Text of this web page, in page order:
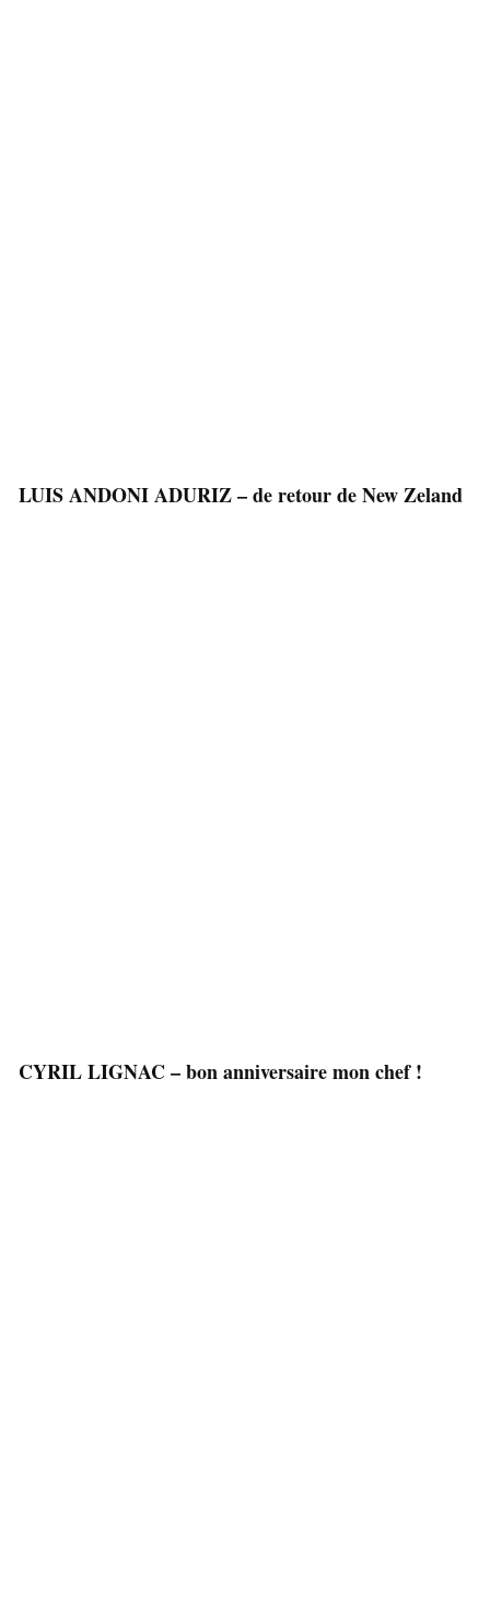
LUIS ANDONI ADURIZ – de retour de New Zeland
CYRIL LIGNAC – bon anniversaire mon chef !